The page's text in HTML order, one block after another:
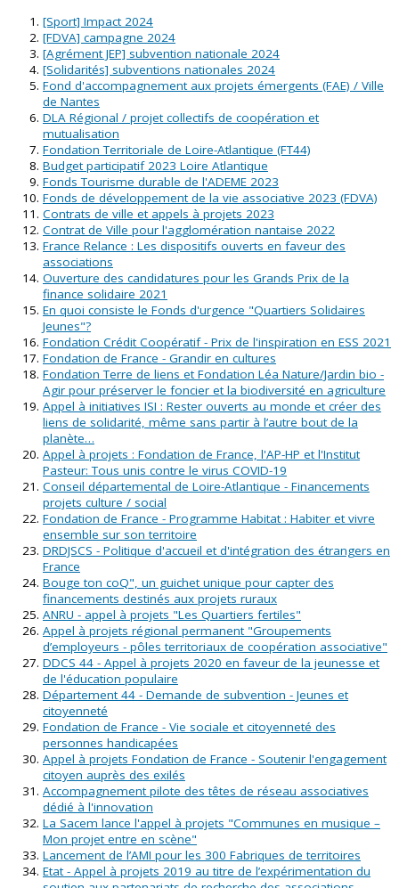
[Sport] Impact 2024
[FDVA] campagne 2024
[Agrément JEP] subvention nationale 2024
[Solidarités] subventions nationales 2024
Fond d'accompagnement aux projets émergents (FAE) / Ville
de Nantes
DLA Régional / projet collectifs de coopération et
mutualisation
Fondation Territoriale de Loire-Atlantique (FT44)
Budget participatif 2023 Loire Atlantique
Fonds Tourisme durable de l'ADEME 2023
Fonds de développement de la vie associative 2023 (FDVA)
Contrats de ville et appels à projets 2023
Contrat de Ville pour l'agglomération nantaise 2022
France Relance : Les dispositifs ouverts en faveur des
associations
Ouverture des candidatures pour les Grands Prix de la
finance solidaire 2021
En quoi consiste le Fonds d'urgence "Quartiers Solidaires
Jeunes"?
Fondation Crédit Coopératif - Prix de l'inspiration en ESS 2021
Fondation de France - Grandir en cultures
Fondation Terre de liens et Fondation Léa Nature/Jardin bio -
Agir pour préserver le foncier et la biodiversité en agriculture
Appel à initiatives ISI : Rester ouverts au monde et créer des
liens de solidarité, même sans partir à l’autre bout de la
planète…
Appel à projets : Fondation de France, l'AP-HP et l'Institut
Pasteur: Tous unis contre le virus COVID-19
Conseil départemental de Loire-Atlantique - Financements
projets culture / social
Fondation de France - Programme Habitat : Habiter et vivre
ensemble sur son territoire
DRDJSCS - Politique d'accueil et d'intégration des étrangers en
France
Bouge ton coQ", un guichet unique pour capter des
financements destinés aux projets ruraux
ANRU - appel à projets "Les Quartiers fertiles"
Appel à projets régional permanent "Groupements
d’employeurs - pôles territoriaux de coopération associative"
DDCS 44 - Appel à projets 2020 en faveur de la jeunesse et
de l'éducation populaire
Département 44 - Demande de subvention - Jeunes et
citoyenneté
Fondation de France - Vie sociale et citoyenneté des
personnes handicapées
Appel à projets Fondation de France - Soutenir l'engagement
citoyen auprès des exilés
Accompagnement pilote des têtes de réseau associatives
dédié à l'innovation
La Sacem lance l'appel à projets "Communes en musique –
Mon projet entre en scène"
Lancement de l’AMI pour les 300 Fabriques de territoires
Etat - Appel à projets 2019 au titre de l’expérimentation du